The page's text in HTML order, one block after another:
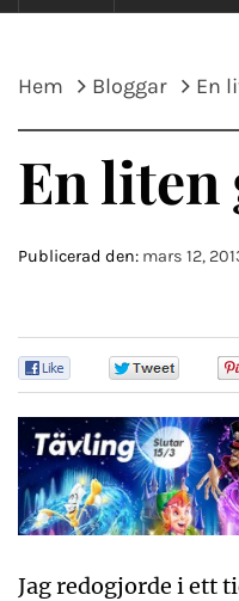
Hem Bloggar En
En liten
Publicerad den: mars 12,
Jag redogjorde i ett